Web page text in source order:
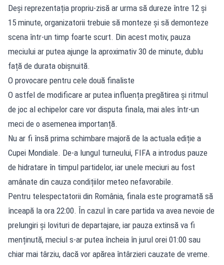
Deși reprezentația propriu-zisă ar urma să dureze între 12 și
15 minute, organizatorii trebuie să monteze și să demonteze
scena într-un timp foarte scurt. Din acest motiv, pauza
meciului ar putea ajunge la aproximativ 30 de minute, dublu
față de durata obișnuită.
O provocare pentru cele două finaliste
O astfel de modificare ar putea influența pregătirea și ritmul
de joc al echipelor care vor disputa finala, mai ales într-un
meci de o asemenea importanță.
Nu ar fi însă prima schimbare majoră de la actuala ediție a
Cupei Mondiale. De-a lungul turneului, FIFA a introdus pauze
de hidratare în timpul partidelor, iar unele meciuri au fost
amânate din cauza condițiilor meteo nefavorabile.
Pentru telespectatorii din România, finala este programată să
înceapă la ora 22:00. În cazul în care partida va avea nevoie de
prelungiri și lovituri de departajare, iar pauza extinsă va fi
menținută, meciul s-ar putea încheia în jurul orei 01:00 sau
chiar mai târziu, dacă vor apărea întârzieri cauzate de vreme.